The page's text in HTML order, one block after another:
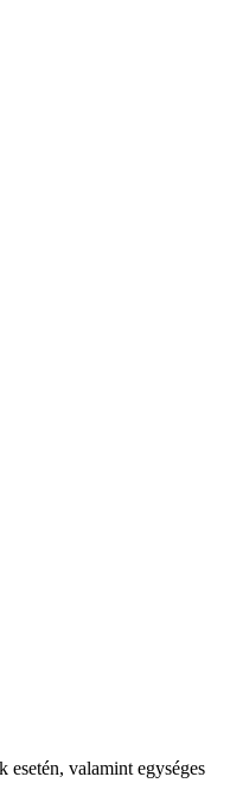
esetén, valamint egységes